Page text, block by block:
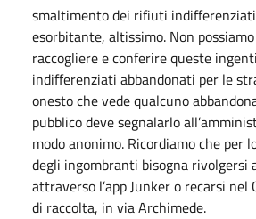
smaltimento dei rifiuti
esorbitante, altissimo. Non
raccogliere e conferire queste
indifferenziati abbandonati per le
onesto che vede qualcuno
pubblico deve segnalarlo
modo anonimo. Ricordiamo che per
degli ingombranti bisogna rivolgersi
attraverso l’app Junker o recarsi nel
di raccolta, in via Archimede.